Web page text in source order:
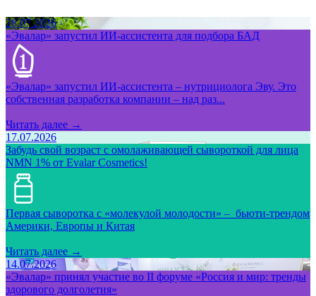
28.07.2026
«Эвалар» запустил ИИ-ассистента для подбора БАД
«Эвалар» запустил ИИ-ассистента – нутрициолога Эву. Это
собственная разработка компании – над раз...
Читать далее →
17.07.2026
Забудь свой возраст с омолаживающей сывороткой для лица
NMN 1% от Evalar Cosmetics!
Первая сыворотка с «молекулой молодости» – бьюти-трендом
Америки, Европы и Китая
Читать далее →
14.07.2026
«Эвалар» принял участие во II форуме «Россия и мир: тренды
здорового долголетия»